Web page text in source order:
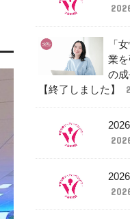
「
業
の
【終了しました】